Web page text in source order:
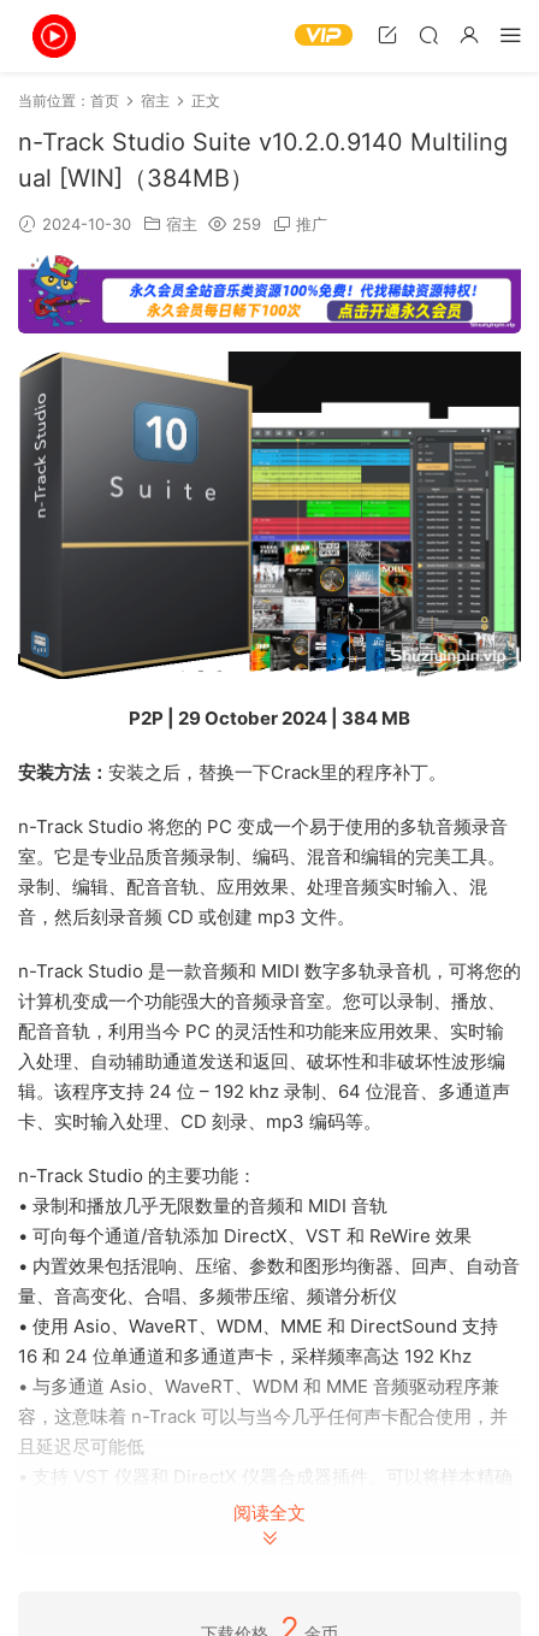
当前位置： 首页 宿主 正文
n-Track Studio Suite v10.2.0.9140 Multiling
ual [WIN]（384MB）
2024-10-30 宿主 259 推广
P2P | 29 October 2024 | 384 MB
安装方法： 安装之后，替换一下Crack里的程序补丁。
n-Track Studio 将您的 PC 变成一个易于使用的多轨音频录音
室。它是专业品质音频录制、编码、混音和编辑的完美工具。
录制、编辑、配音音轨、应用效果、处理音频实时输入、混
音，然后刻录音频 CD 或创建 mp3 文件。
n-Track Studio 是一款音频和 MIDI 数字多轨录音机，可将您的
计算机变成一个功能强大的音频录音室。您可以录制、播放、
配音音轨，利用当今 PC 的灵活性和功能来应用效果、实时输
入处理、自动辅助通道发送和返回、破坏性和非破坏性波形编
辑。该程序支持 24 位 – 192 khz 录制、64 位混音、多通道声
卡、实时输入处理、CD 刻录、mp3 编码等。
n-Track Studio 的主要功能：
• 录制和播放几乎无限数量的音频和 MIDI 音轨
• 可向每个通道/音轨添加 DirectX、VST 和 ReWire 效果
• 内置效果包括混响、压缩、参数和图形均衡器、回声、自动音
量、音高变化、合唱、多频带压缩、频谱分析仪
• 使用 Asio、WaveRT、WDM、MME 和 DirectSound 支持
16 和 24 位单通道和多通道声卡，采样频率高达 192 Khz
• 与多通道 Asio、WaveRT、WDM 和 MME 音频驱动程序兼
容，这意味着 n-Track 可以与当今几乎任何声卡配合使用，并
且延迟尽可能低
• 支持 VST 仪器和 DirectX 仪器合成器插件。可以将样本精确
的 MIDI 音轨发送到 VSTi/DXi 软件 MIDI 合成器，而无需昂贵
量、音高变化、合唱、多频带压缩、频谱分析仪。
阅读全文